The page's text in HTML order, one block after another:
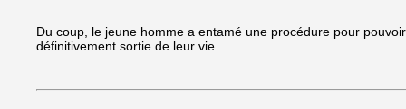
Du coup, le jeune homme a entamé une procédure pour
définitivement sortie de leur vie.